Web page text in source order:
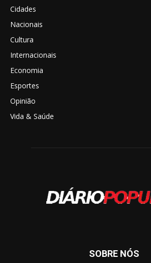
Cidades
Nacionais
Cultura
Internacionais
Economia
Esportes
Opinião
Vida & Saúde
SOBRE NÓS